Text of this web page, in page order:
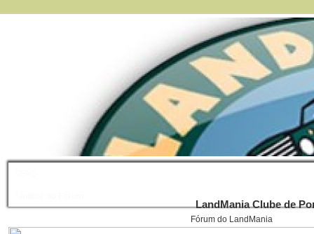
LandMania Clube de
Fórum do LandMania